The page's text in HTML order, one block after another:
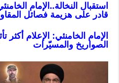
استقبال النخالة..الإمام
قادر على هزيمة فصائل
الإمام الخامنئي: الإعلام أكثر
الصواريخ والمسيّرات